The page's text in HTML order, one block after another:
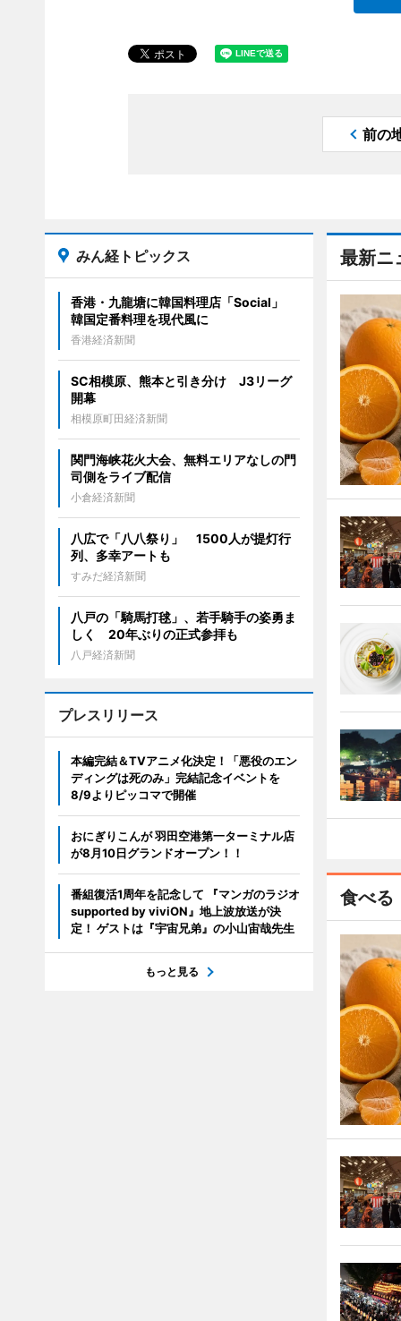
前の
最新ニ
食べる
みん経トピックス
香港・九龍塘に韓国料理店「Social」
韓国定番料理を現代風に
香港経済新聞
SC相模原、熊本と引き分け J3リーグ
開幕
相模原町田経済新聞
関門海峡花火大会、無料エリアなしの門
司側をライブ配信
小倉経済新聞
八広で「八八祭り」 1500人が提灯行
列、多幸アートも
すみだ経済新聞
八戸の「騎馬打毬」、若手騎手の姿勇ま
しく 20年ぶりの正式参拝も
八戸経済新聞
プレスリリース
本編完結＆TVアニメ化決定！「悪役のエン
ディングは死のみ」完結記念イベントを
8/9よりピッコマで開催
おにぎりこんが 羽田空港第一ターミナル店
が8月10日グランドオープン！！
番組復活1周年を記念して 『マンガのラジオ
supported by viviON』地上波放送が決
定！ ゲストは『宇宙兄弟』の小山宙哉先生
もっと見る